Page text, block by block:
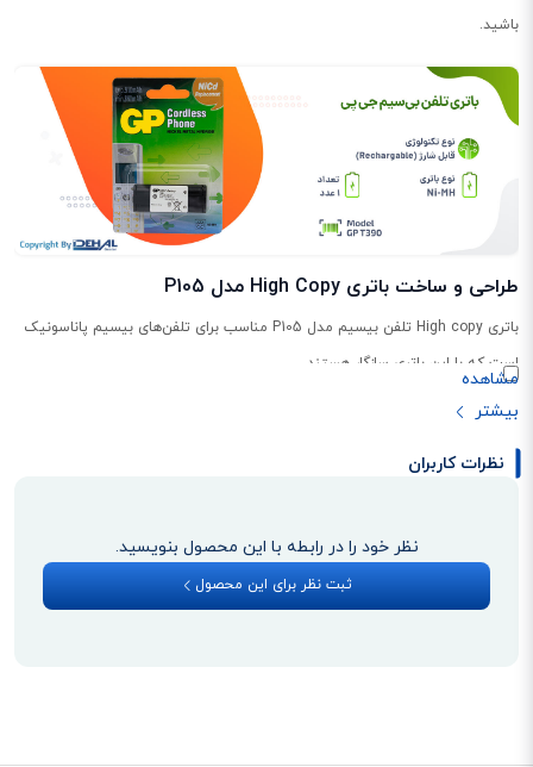
باشید.
طراحی و ساخت باتری High Copy مدل P105
باتری High copy تلفن بیسیم مدل P105 مناسب برای تلفن‌های بیسیم پاناسونیک
است که با این باتری سازگار هستند.
نظرات کاربران
نظر خود را در رابطه با این محصول بنویسید.
ثبت نظر برای این محصول